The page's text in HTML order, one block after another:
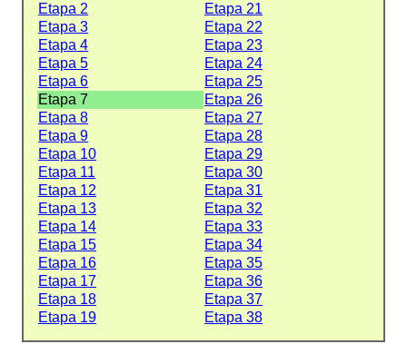
Etapa 2
Etapa 21
Etapa 3
Etapa 22
Etapa 4
Etapa 23
Etapa 5
Etapa 24
Etapa 6
Etapa 25
Etapa 7
Etapa 26
Etapa 8
Etapa 27
Etapa 9
Etapa 28
Etapa 10
Etapa 29
Etapa 11
Etapa 30
Etapa 12
Etapa 31
Etapa 13
Etapa 32
Etapa 14
Etapa 33
Etapa 15
Etapa 34
Etapa 16
Etapa 35
Etapa 17
Etapa 36
Etapa 18
Etapa 37
Etapa 19
Etapa 38